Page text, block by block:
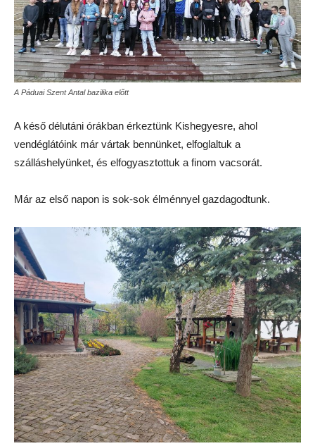
A Páduai Szent Antal bazilika előtt
A késő délutáni órákban érkeztünk Kishegyesre, ahol
vendéglátóink már vártak bennünket, elfoglaltuk a
szálláshelyünket, és elfogyasztottuk a finom vacsorát.
Már az első napon is sok-sok élménnyel gazdagodtunk.